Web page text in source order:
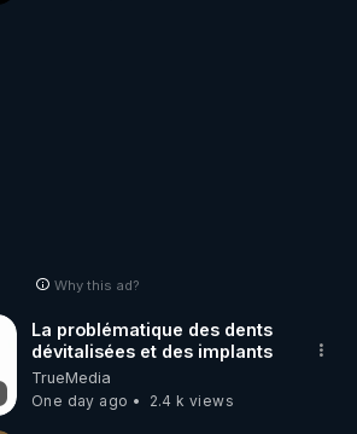
Why this ad?
La problématique des dents
dévitalisées et des implants
TrueMedia
One day ago
2.4 k views